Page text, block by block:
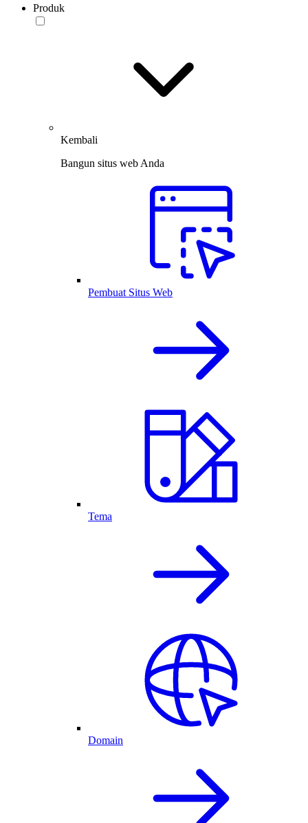
Produk
Kembali
Bangun situs web Anda
Pembuat Situs Web
Tema
Domain